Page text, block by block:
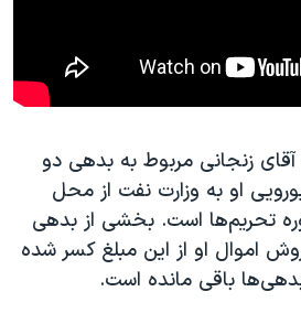
زنجانی مربوط به بدهی دو
میلیون یورویی او به وزارت نفت از محل
تحریم‌ها است. بخشی از بدهی
اموال او از این مبلغ کسر شده
باقی مانده است.